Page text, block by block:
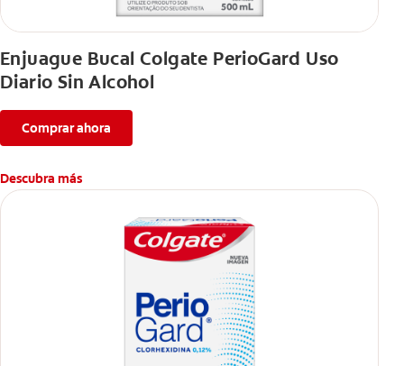
Enjuague Bucal Colgate PerioGard Uso
Diario Sin Alcohol
Comprar ahora
Descubra más